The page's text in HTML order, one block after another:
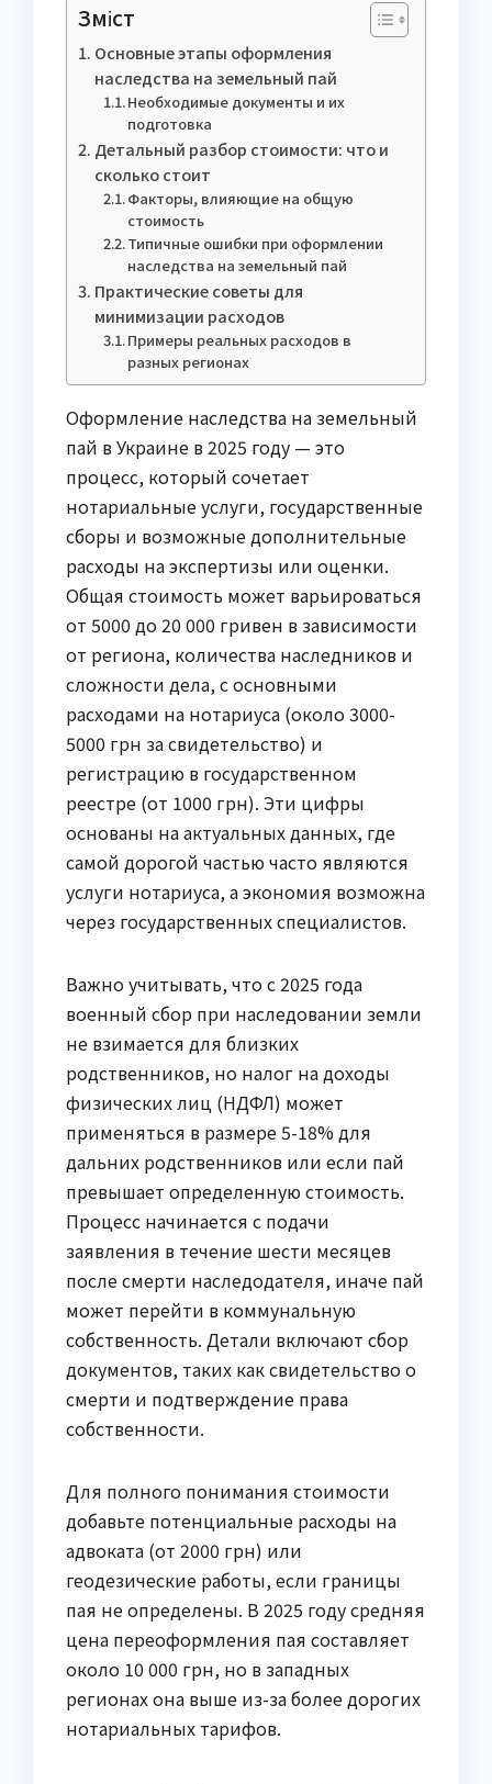
Зміст
Основные этапы оформления
наследства на земельный пай
Необходимые документы и их
подготовка
Детальный разбор стоимости: что и
сколько стоит
Факторы, влияющие на общую
стоимость
Типичные ошибки при оформлении
наследства на земельный пай
Практические советы для
минимизации расходов
Примеры реальных расходов в
разных регионах
Оформление наследства на земельный
пай в Украине в 2025 году — это
процесс, который сочетает
нотариальные услуги, государственные
сборы и возможные дополнительные
расходы на экспертизы или оценки.
Общая стоимость может варьироваться
от 5000 до 20 000 гривен в зависимости
от региона, количества наследников и
сложности дела, с основными
расходами на нотариуса (около 3000-
5000 грн за свидетельство) и
регистрацию в государственном
реестре (от 1000 грн). Эти цифры
основаны на актуальных данных, где
самой дорогой частью часто являются
услуги нотариуса, а экономия возможна
через государственных специалистов.
Важно учитывать, что с 2025 года
военный сбор при наследовании земли
не взимается для близких
родственников, но налог на доходы
физических лиц (НДФЛ) может
применяться в размере 5-18% для
дальних родственников или если пай
превышает определенную стоимость.
Процесс начинается с подачи
заявления в течение шести месяцев
после смерти наследодателя, иначе пай
может перейти в коммунальную
собственность. Детали включают сбор
документов, таких как свидетельство о
смерти и подтверждение права
собственности.
Для полного понимания стоимости
добавьте потенциальные расходы на
адвоката (от 2000 грн) или
геодезические работы, если границы
пая не определены. В 2025 году средняя
цена переоформления пая составляет
около 10 000 грн, но в западных
регионах она выше из-за более дорогих
нотариальных тарифов.